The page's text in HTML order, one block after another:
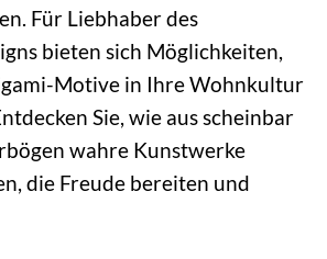
Für Liebhaber des
bieten sich Möglichkeiten,
Motive in Ihre Wohnkultur
Sie, wie aus scheinbar
wahre Kunstwerke
die Freude bereiten und